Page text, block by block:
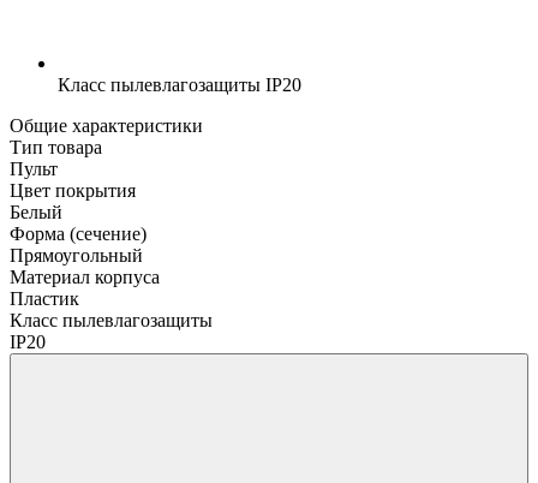
Класс пылевлагозащиты IP20
Общие характеристики
Тип товара
Пульт
Цвет покрытия
Белый
Форма (сечение)
Прямоугольный
Материал корпуса
Пластик
Класс пылевлагозащиты
IP20